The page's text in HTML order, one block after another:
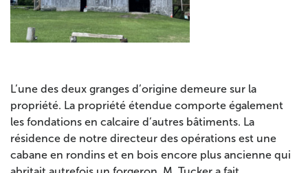
L’une des deux granges d’origine demeure sur la
propriété. La propriété étendue comporte également
les fondations en calcaire d’autres bâtiments. La
résidence de notre directeur des opérations est une
cabane en rondins et en bois encore plus ancienne qui